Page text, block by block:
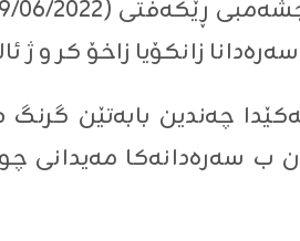
چەندین بابەتێن
ب سەرەدانەکا مەیدانی